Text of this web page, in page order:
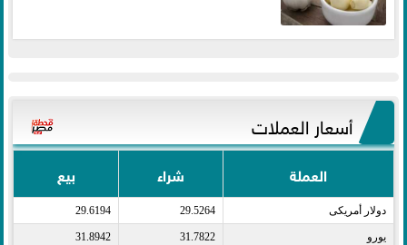
أسعار العملات
العملة شراء بيع
دولار أمريكى​ 29.5264
29.6194
يورو​ 31.7822
31.8942